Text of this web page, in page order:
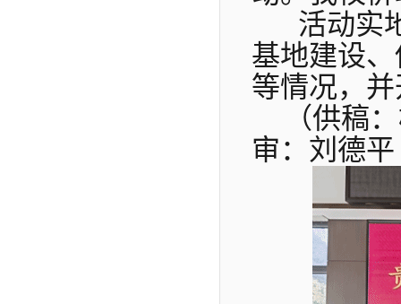
活动实
基地建设
等情况，
（供稿
审：刘德平